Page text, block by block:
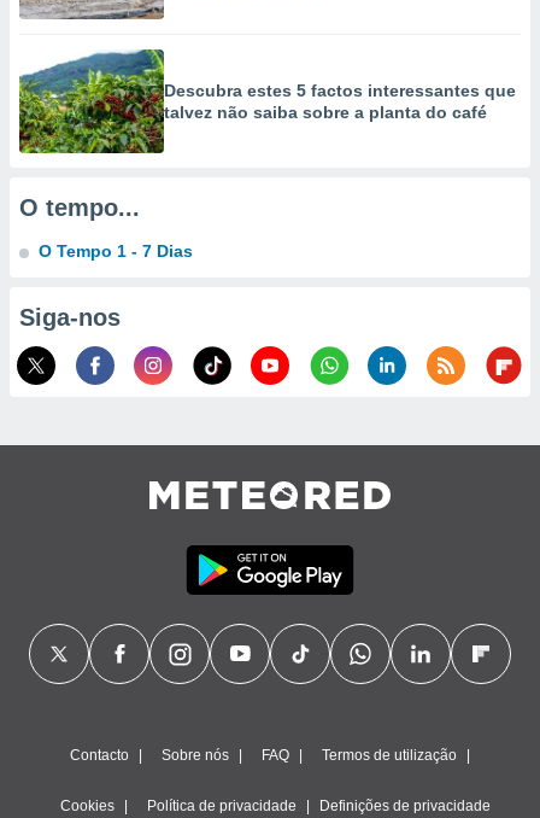
ou
de dados
fontes,
e melhorar
através
Descubra estes 5 factos interessantes que
talvez não saiba sobre a planta do café
O tempo...
O Tempo 1 - 7 Dias
Siga-nos
Contacto Sobre nós FAQ Termos de utilização
Cookies Política de privacidade Definições de privacidade